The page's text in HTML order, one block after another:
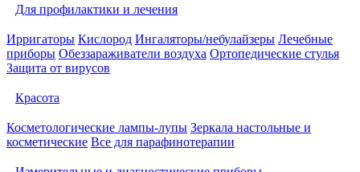
Для профилактики и лечения
Ирригаторы Кислород Ингаляторы/небулайзеры Лечебные
приборы Обеззараживатели воздуха Ортопедические стулья
Защита от вирусов
Красота
Косметологические лампы-лупы Зеркала настольные и
косметические Все для парафинотерапии